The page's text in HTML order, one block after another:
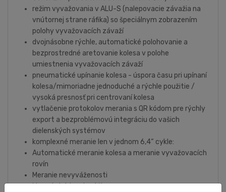
režim vyvažovania v ALU-S (nalepovacie závažia na
vnútornej strane ráfika) so špeciálnym zobrazením
polohy vyvažovacích závaží
dvojnásobne rýchle, automatické polohovanie a
bezprostredné aretovanie kolesa v polohe
umiestnenia vyvažovacích závaží
pneumatické upínanie kolesa - úspora času pri upínaní
kolesa/mimoriadne jednoduché a rýchle použitie /
vysoká presnosť pri centrovaní kolesa
vytlačenie protokolov merania s QR kódom pre rýchly
export a bezproblémovú integráciu do vašich
dielenských systémov
komplexné meranie len v jednom 6,4“ cykle:
Automatické meranie kolesa a meranie vyvažovacích
rovín
Meranie nevyváženosti
Meranie hádzania ráfika